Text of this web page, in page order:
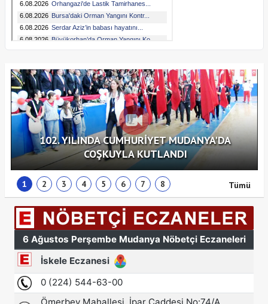
Tümü
102. YILINDA CUMHURİYET MUDANYA'DA
COŞKUYLA KUTLANDI
1 2 3 4 5 6 7 8